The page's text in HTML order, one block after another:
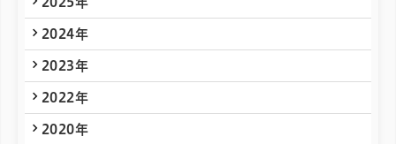
2024年
2023年
2022年
2020年